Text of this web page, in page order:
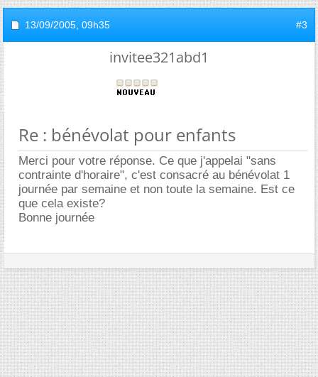
13/09/2005, 09h35 #3
invitee321abd1
Re : bénévolat pour enfants
Merci pour votre réponse. Ce que j'appelai "sans
contrainte d'horaire", c'est consacré au bénévolat 1
journée par semaine et non toute la semaine. Est ce
que cela existe?
Bonne journée